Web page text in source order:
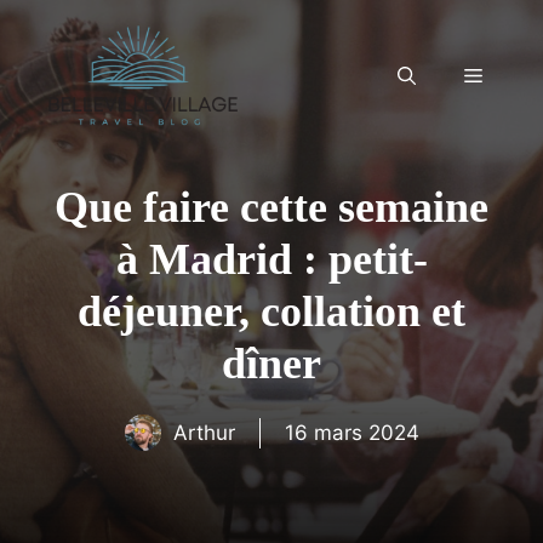
Aller
contenu
Menu
Que faire cette semaine
à Madrid : petit-
déjeuner, collation et
dîner
Arthur 16 mars 2024